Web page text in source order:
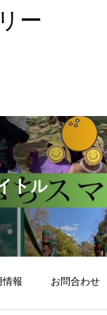
ー
トル
情報 お問合わせ